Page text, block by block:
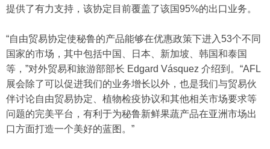
提供了有力支持，该协定目前覆盖了该国95%的出口业务。
“自由贸易协定使秘鲁的产品能够在优惠政策下进入53个不同
国家的市场，其中包括中国、日本、新加坡、韩国和泰国
等，”对外贸易和旅游部部长 Edgard Vásquez 介绍到。“AFL
展会除了可以促进我们的业务增长以外，也是我们与贸易伙
伴讨论自由贸易协定、植物检疫协议和其他相关市场要求等
问题的完美平台，有利于为秘鲁新鲜果蔬产品在亚洲市场出
口方面打造一个美好的蓝图。”